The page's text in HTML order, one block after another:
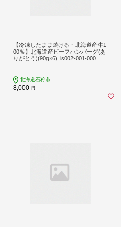
【冷凍したまま焼ける・北海道産牛1
00％】北海道産ビーフハンバーグ(あ
りがとう)(90g×6)_is002-001-000
北海道石狩市
8,000 円